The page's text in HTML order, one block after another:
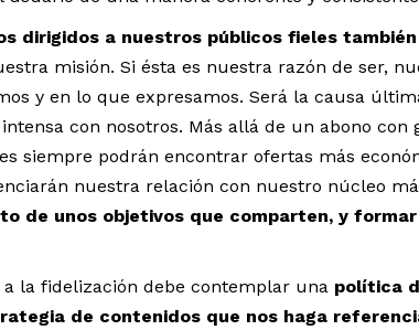
dirigidos a nuestros públicos fieles
misión. Si ésta es nuestra razón de ser,
y en lo que expresamos. Será la causa
con nosotros. Más allá de un abono con
siempre podrán encontrar ofertas más
nuestra relación con nuestro núcleo
de unos objetivos que comparten, y
la fidelización debe contemplar una política
de contenidos que nos haga